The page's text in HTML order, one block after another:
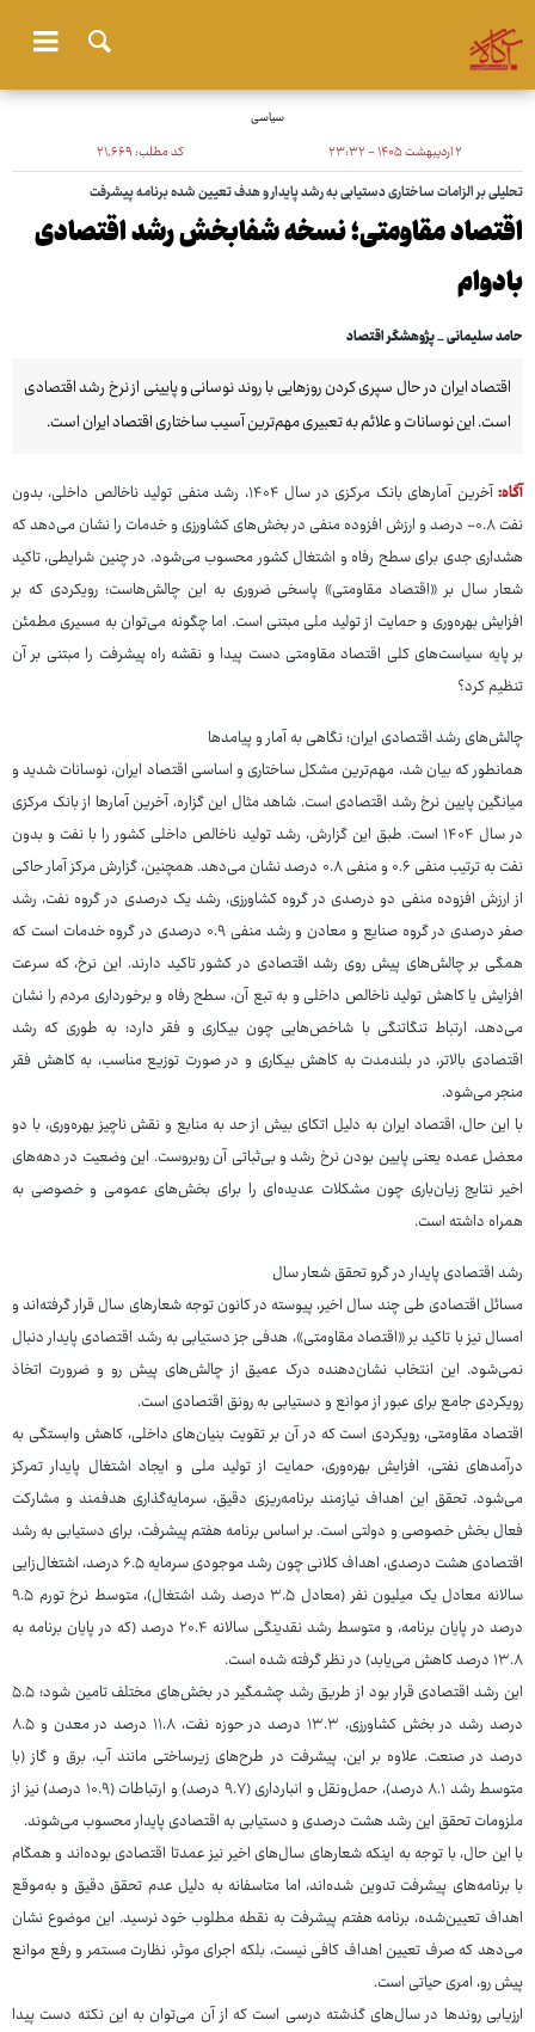
سیاسی
۲ اردیبهشت ۱۴۰۵ - ۲۳:۳۲ کد مطلب:۲۱٬۶۶۹
تحلیلی بر الزامات ساختاری دستیابی به رشد پایدار و هدف تعیین شده برنامه پیشرفت
اقتصاد مقاومتی؛ نسخه شفابخش رشد اقتصادی
بادوام
حامد سلیمانی _ پژوهشگر اقتصاد
اقتصاد ایران در حال سپری کردن روزهایی با روند نوسانی و پایینی از نرخ رشد اقتصادی
است. این نوسانات و علائم به تعبیری مهم‌ترین آسیب ساختاری اقتصاد ایران است.
آگاه:
آخرین آمارهای بانک مرکزی در سال ۱۴۰۴، رشد منفی تولید ناخالص داخلی، بدون
نفت ۰.۸- درصد و ارزش افزوده منفی در بخش‌های کشاورزی و خدمات را نشان می‌دهد که
هشداری جدی برای سطح رفاه و اشتغال کشور محسوب می‌شود. در چنین شرایطی، تاکید
شعار سال بر «اقتصاد مقاومتی» پاسخی ضروری به این چالش‌هاست؛ رویکردی که بر
افزایش بهره‌وری و حمایت از تولید ملی مبتنی است. اما چگونه می‌توان به مسیری مطمئن
بر پایه سیاست‌های کلی اقتصاد مقاومتی دست پیدا و نقشه راه پیشرفت را مبتنی بر آن
تنظیم کرد؟
چالش‌های رشد اقتصادی ایران؛ نگاهی به آمار و پیامدها
همانطور که بیان شد، مهم‌ترین مشکل ساختاری و اساسی اقتصاد ایران، نوسانات شدید و
میانگین پایین نرخ رشد اقتصادی است. شاهد مثال این گزاره، آخرین آمارها از بانک مرکزی
در سال ۱۴۰۴ است. طبق این گزارش، رشد تولید ناخالص داخلی کشور را با نفت و بدون
نفت به ترتیب منفی ۰.۶ و منفی ۰.۸ درصد نشان می‌دهد. همچنین، گزارش مرکز آمار حاکی
از ارزش افزوده منفی دو درصدی در گروه کشاورزی، رشد یک درصدی در گروه نفت، رشد
صفر درصدی در گروه صنایع و معادن و رشد منفی ۰.۹ درصدی در گروه خدمات است که
همگی بر چالش‌های پیش روی رشد اقتصادی در کشور تاکید دارند. این نرخ، که سرعت
افزایش یا کاهش تولید ناخالص داخلی و به تبع آن، سطح رفاه و برخورداری مردم را نشان
می‌دهد، ارتباط تنگاتنگی با شاخص‌هایی چون بیکاری و فقر دارد؛ به طوری که رشد
اقتصادی بالاتر، در بلندمدت به کاهش بیکاری و در صورت توزیع مناسب، به کاهش فقر
منجر می‌شود.
با این حال، اقتصاد ایران به دلیل اتکای بیش از حد به منابع و نقش ناچیز بهره‌وری، با دو
معضل عمده یعنی پایین بودن نرخ رشد و بی‌ثباتی آن روبروست. این وضعیت در دهه‌های
اخیر نتایج زیان‌باری چون مشکلات عدیده‌ای را برای بخش‌های عمومی و خصوصی به
همراه داشته است.
رشد اقتصادی پایدار در گرو تحقق شعار سال
مسائل اقتصادی طی چند سال اخیر، پیوسته در کانون توجه شعارهای سال قرار گرفته‌اند و
امسال نیز با تاکید بر «اقتصاد مقاومتی»، هدفی جز دستیابی به رشد اقتصادی پایدار دنبال
نمی‌شود. این انتخاب نشان‌دهنده درک عمیق از چالش‌های پیش رو و ضرورت اتخاذ
رویکردی جامع برای عبور از موانع و دستیابی به رونق اقتصادی است.
اقتصاد مقاومتی، رویکردی است که در آن بر تقویت بنیان‌های داخلی، کاهش وابستگی به
درآمدهای نفتی، افزایش بهره‌وری، حمایت از تولید ملی و ایجاد اشتغال پایدار تمرکز
می‌شود. تحقق این اهداف نیازمند برنامه‌ریزی دقیق، سرمایه‌گذاری هدفمند و مشارکت
فعال بخش خصوصی و دولتی است. بر اساس برنامه هفتم پیشرفت، برای دستیابی به رشد
اقتصادی هشت درصدی، اهداف کلانی چون رشد موجودی سرمایه ۶.۵ درصد، اشتغال‌زایی
سالانه معادل یک میلیون نفر (معادل ۳.۵ درصد رشد اشتغال)، متوسط نرخ تورم ۹.۵
درصد در پایان برنامه، و متوسط رشد نقدینگی سالانه ۲۰.۴ درصد (که در پایان برنامه به
۱۳.۸ درصد کاهش می‌یابد) در نظر گرفته شده است.
این رشد اقتصادی قرار بود از طریق رشد چشمگیر در بخش‌های مختلف تامین شود؛ ۵.۵
درصد رشد در بخش کشاورزی، ۱۳.۳ درصد در حوزه نفت، ۱۱.۸ درصد در معدن و ۸.۵
درصد در صنعت. علاوه بر این، پیشرفت در طرح‌های زیرساختی مانند آب، برق و گاز (با
متوسط رشد ۸.۱ درصد)، حمل‌ونقل و انبارداری (۹.۷ درصد) و ارتباطات (۱۰.۹ درصد) نیز از
ملزومات تحقق این رشد هشت درصدی و دستیابی به اقتصادی پایدار محسوب می‌شوند.
با این حال، با توجه به اینکه شعارهای سال‌های اخیر نیز عمدتا اقتصادی بوده‌اند و همگام
با برنامه‌های پیشرفت تدوین شده‌اند، اما متاسفانه به دلیل عدم تحقق دقیق و به‌موقع
اهداف تعیین‌شده، برنامه هفتم پیشرفت به نقطه مطلوب خود نرسید. این موضوع نشان
می‌دهد که صرف تعیین اهداف کافی نیست، بلکه اجرای موثر، نظارت مستمر و رفع موانع
پیش رو، امری حیاتی است.
ارزیابی روندها در سال‌های گذشته درسی است که از آن می‌توان به این نکته دست پیدا